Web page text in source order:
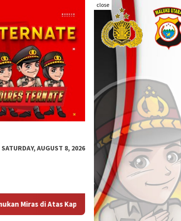
close
SATURDAY, AUGUST 8, 2026
Audit Kinerja Itwasum Polri Tahap II Tahun